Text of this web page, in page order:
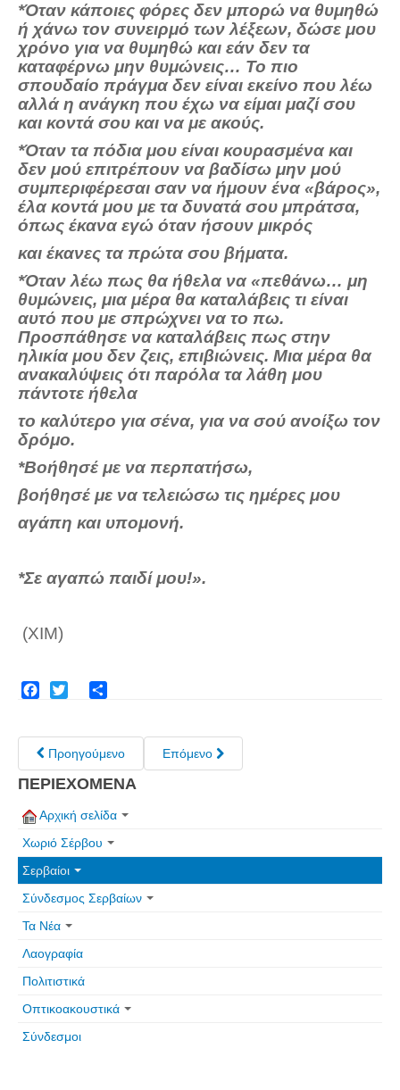
*Όταν κάποιες φόρες δεν μπορώ να θυμηθώ
ή χάνω τον συνειρμό των λέξεων, δώσε μου
χρόνο για να θυμηθώ και εάν δεν τα
καταφέρνω μην θυμώνεις… Το πιο
σπουδαίο πράγμα δεν είναι εκείνο που λέω
αλλά η ανάγκη που έχω να είμαι μαζί σου
και κοντά σου και να με ακούς.
*Όταν τα πόδια μου είναι κουρασμένα και
δεν μού επιτρέπουν να βαδίσω μην μού
συμπεριφέρεσαι σαν να ήμουν ένα «βάρος»,
έλα κοντά μου με τα δυνατά σου μπράτσα,
όπως έκανα εγώ όταν ήσουν μικρός
και έκανες τα πρώτα σου βήματα.
*Όταν λέω πως θα ήθελα να «πεθάνω… μη
θυμώνεις, μια μέρα θα καταλάβεις τι είναι
αυτό που με σπρώχνει να το πω.
Προσπάθησε να καταλάβεις πως στην
ηλικία μου δεν ζεις, επιβιώνεις. Μια μέρα θα
ανακαλύψεις ότι παρόλα τα λάθη μου
πάντοτε ήθελα
το καλύτερο για σένα, για να σού ανοίξω τον
δρόμο.
*Βοήθησέ με να περπατήσω,
βοήθησέ με να τελειώσω τις ημέρες μου
αγάπη και υπομονή.
*Σε αγαπώ παιδί μου!».
(ΧΙΜ)
Προηγούμενο Επόμενο
ΠΕΡΙΕΧΟΜΕΝΑ
Αρχική σελίδα
Χωριό Σέρβου
Σερβαίοι
Σύνδεσμος Σερβαίων
Τα Νέα
Λαογραφία
Πολιτιστικά
Οπτικοακουστικά
Σύνδεσμοι